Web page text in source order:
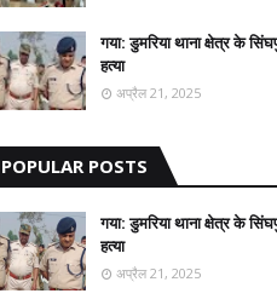
गया: डुमरिया थाना क्षेत्र के
हत्या
अप्रैल 21, 2025
POPULAR POSTS
गया: डुमरिया थाना क्षेत्र के
हत्या
अप्रैल 21, 2025